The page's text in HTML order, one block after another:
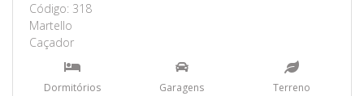
Código: 318
Martello
Caçador
Dormitórios Garagens Terreno